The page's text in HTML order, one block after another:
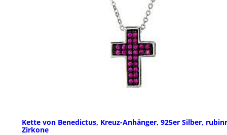
Kette von Benedictus, Kreuz-Anhänger, 925er Silber,
Zirkone